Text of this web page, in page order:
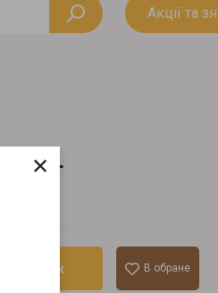
×
Акції та
Г
В кошик В обране